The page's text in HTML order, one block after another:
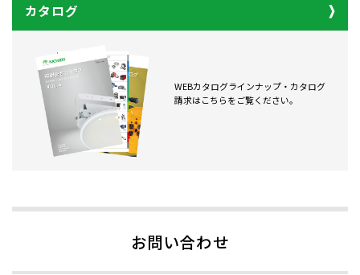
カタログ
WEBカタログラインナップ・カタログ
請求はこちらをご覧ください。
お問い合わせ